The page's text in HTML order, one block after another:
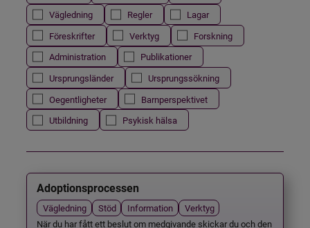
Vägledning
Regler
Lagar
Föreskrifter
Verktyg
Forskning
Administration
Publikationer
Ursprungsländer
Ursprungssökning
Oegentligheter
Barnperspektivet
Utbildning
Psykisk hälsa
Adoptionsprocessen
Vägledning Stöd Information
Verktyg
När du har fått ett beslut om medgivande skickar du och den